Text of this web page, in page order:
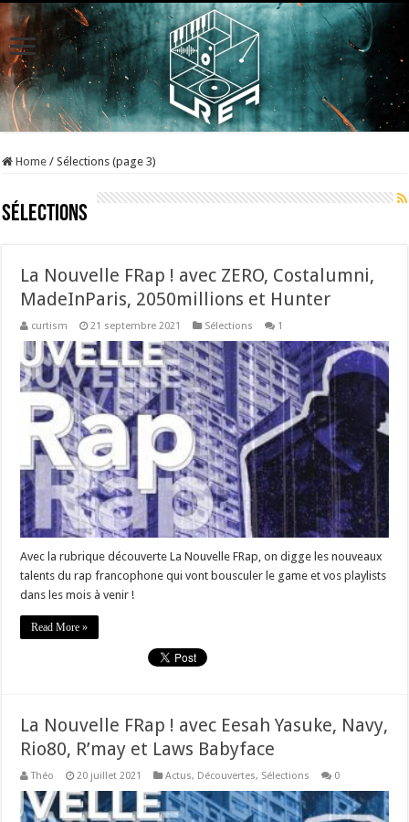
Home / Sélections (page 3)
Sélections
La Nouvelle FRap ! avec ZERO, Costalumni,
MadeInParis, 2050millions et Hunter
curtism 21 septembre 2021 Sélections 1
Avec la rubrique découverte La Nouvelle FRap, on digge les nouveaux
talents du rap francophone qui vont bousculer le game et vos playlists
dans les mois à venir !
Read More »
La Nouvelle FRap ! avec Eesah Yasuke, Navy,
Rio80, R’may et Laws Babyface
Théo 20 juillet 2021 Actus, Découvertes, Sélections 0